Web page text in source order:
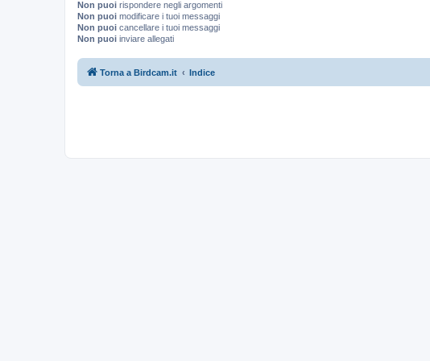
Non puoi rispondere negli argomenti
Non puoi modificare i tuoi messaggi
Non puoi cancellare i tuoi messaggi
Non puoi inviare allegati
Torna a Birdcam.it Indice